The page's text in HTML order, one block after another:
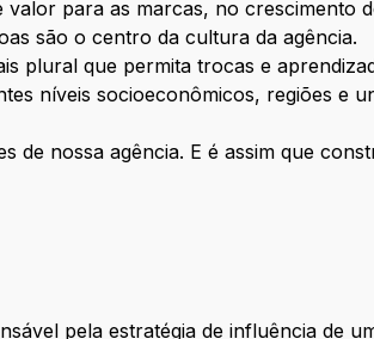
para as marcas, no crescimento
são o centro da cultura da agência.
plural que permita trocas e
níveis socioeconômicos, regiões e
de nossa agência. E é assim que
pela estratégia de influência de